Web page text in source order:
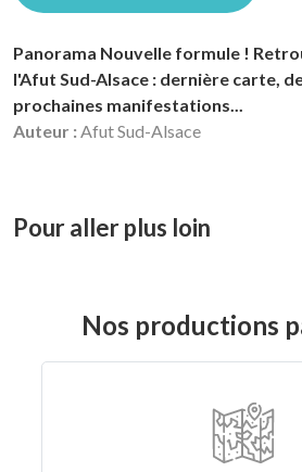
Panorama Nouvelle formule !
l'Afut Sud-Alsace : dernière carte,
prochaines manifestations...
Auteur : Afut Sud-Alsace
Pour aller plus loin
Nos productions